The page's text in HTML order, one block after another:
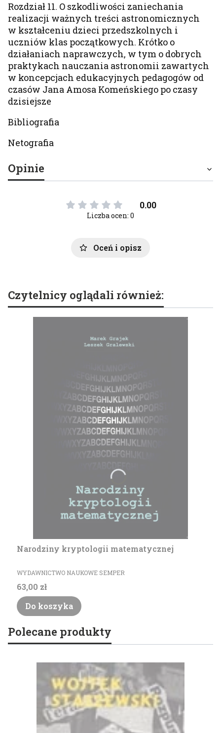
Rozdział 11. O szkodliwości zaniechania
realizacji ważnych treści astronomicznych
w kształceniu dzieci przedszkolnych i
uczniów klas początkowych. Krótko o
działaniach naprawczych, w tym o dobrych
praktykach nauczania astronomii zawartych
w koncepcjach edukacyjnych pedagogów od
czasów Jana Amosa Komeńskiego po czasy
dzisiejsze
Bibliografia
Netografia
Opinie
0.00
Liczba ocen: 0
Oceń i opisz
Czytelnicy oglądali również:
Narodziny kryptologii matematycznej
PRODUCENT
WYDAWNICTWO NAUKOWE SEMPER
Cena
63,00 zł
Do koszyka
Polecane produkty